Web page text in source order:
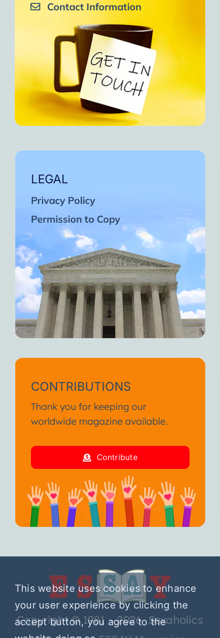
Contact Information
LEGAL
Privacy Policy
Permission to Copy
CONTRIBUTIONS
Thank you for keeping our
worldwide magazine available.
Contribute
Copyright © 1981 – 2026 Sexaholics
This website uses cookies to enhance
your user experience by clicking the
accept button, you agree to the